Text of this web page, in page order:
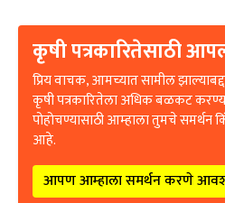
कृषी पत्रकारितेसाठी
प्रिय वाचक, आमच्यात सामील
कृषी पत्रकारितेला अधिक बळकट
पोहोचण्यासाठी आम्हाला तुमचे
आहे.
आपण आम्हाला समर्थन करणे